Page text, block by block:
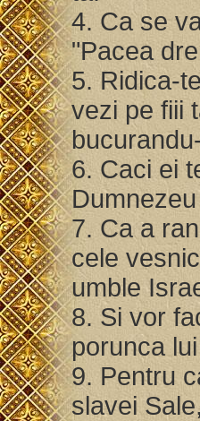
4. Ca se
"Pacea
5. Ridica-
vezi pe fiii
6. Caci ei
7. Ca a
cele
umble
8. Si vor
porunca
9. Pentru
slavei